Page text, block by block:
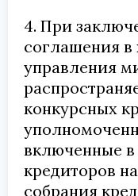
4. При
соглашения в
управления
конкурсных
включенные в
кредиторов
собрания